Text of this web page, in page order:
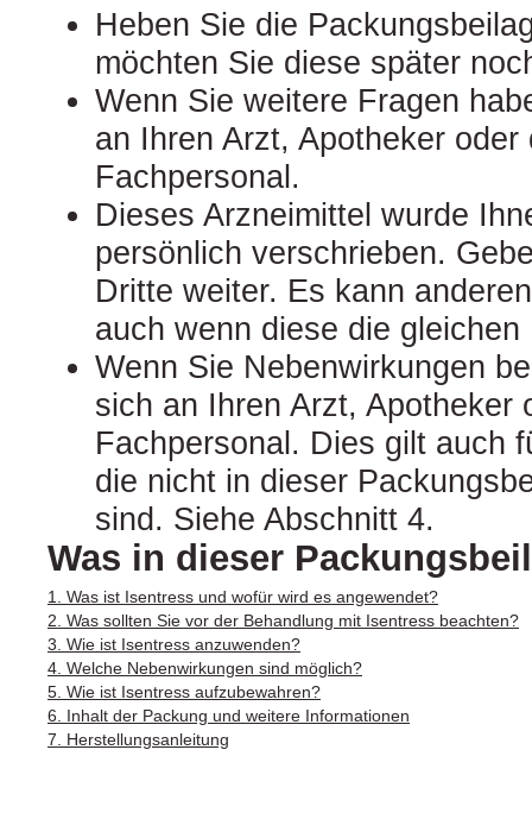
Heben Sie die
möchten Sie diese später
Wenn Sie weitere Fragen
an Ihren Arzt, Apotheker
Fachpersonal.
Dieses Arzneimittel wurde
persönlich verschrieben.
Dritte weiter. Es kann
auch wenn diese die
Wenn Sie Nebenwirkungen
sich an Ihren Arzt, Apotheker
Fachpersonal. Dies gilt auch
die nicht in dieser
sind. Siehe Abschnitt 4.
Was in dieser
1. Was ist Isentress und wofür wird es angewendet?
2. Was sollten Sie vor der Behandlung mit Isentress beachten?
3. Wie ist Isentress anzuwenden?
4. Welche Nebenwirkungen sind möglich?
5. Wie ist Isentress aufzubewahren?
6. Inhalt der Packung und weitere Informationen
7. Herstellungsanleitung